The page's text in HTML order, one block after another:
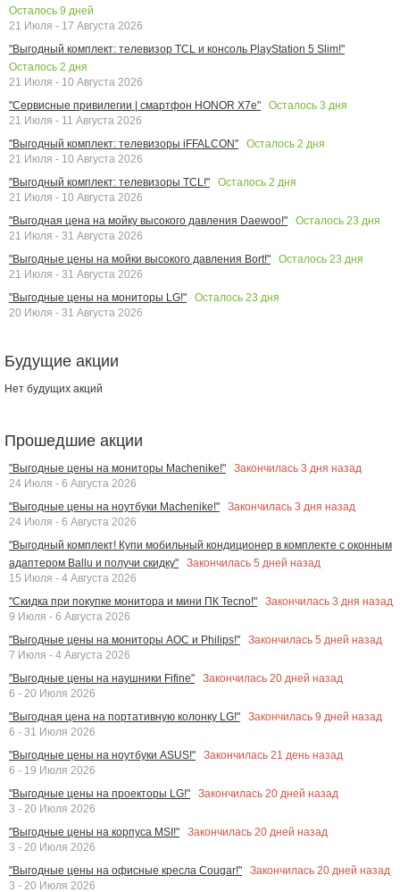
Осталось 9 дней
21 Июля - 17 Августа 2026
"Выгодный комплект: телевизор TCL и консоль PlayStation 5 Slim!"
Осталось 2 дня
21 Июля - 10 Августа 2026
"Сервисные привилегии | смартфон HONOR X7e"
Осталось 3 дня
21 Июля - 11 Августа 2026
"Выгодный комплект: телевизоры iFFALCON"
Осталось 2 дня
21 Июля - 10 Августа 2026
"Выгодный комплект: телевизоры TCL!"
Осталось 2 дня
21 Июля - 10 Августа 2026
"Выгодная цена на мойку высокого давления Daewoo!"
Осталось 23 дня
21 Июля - 31 Августа 2026
"Выгодные цены на мойки высокого давления Bort!"
Осталось 23 дня
21 Июля - 31 Августа 2026
"Выгодные цены на мониторы LG!"
Осталось 23 дня
20 Июля - 31 Августа 2026
Будущие акции
Нет будущих акций
Прошедшие акции
"Выгодные цены на мониторы Machenike!" Закончилась 3 дня назад
24 Июля - 6 Августа 2026
"Выгодные цены на ноутбуки Machenike!"
Закончилась 3 дня назад
24 Июля - 6 Августа 2026
"Выгодный комплект! Купи мобильный кондиционер в комплекте с оконным
адаптером Ballu и получи скидку"
Закончилась 5 дней назад
15 Июля - 4 Августа 2026
"Скидка при покупке монитора и мини ПК Tecno!"
Закончилась 3 дня назад
9 Июля - 6 Августа 2026
"Выгодные цены на мониторы AOC и Philips!"
Закончилась 5 дней назад
7 Июля - 4 Августа 2026
"Выгодные цены на наушники Fifine"
Закончилась 20 дней назад
6 - 20 Июля 2026
"Выгодная цена на портативную колонку LG!"
Закончилась 9 дней назад
6 - 31 Июля 2026
"Выгодные цены на ноутбуки ASUS!"
Закончилась 21 день назад
6 - 19 Июля 2026
"Выгодные цены на проекторы LG!"
Закончилась 20 дней назад
3 - 20 Июля 2026
"Выгодные цены на корпуса MSI!"
Закончилась 20 дней назад
3 - 20 Июля 2026
"Выгодные цены на офисные кресла Cougar!"
Закончилась 20 дней назад
3 - 20 Июля 2026